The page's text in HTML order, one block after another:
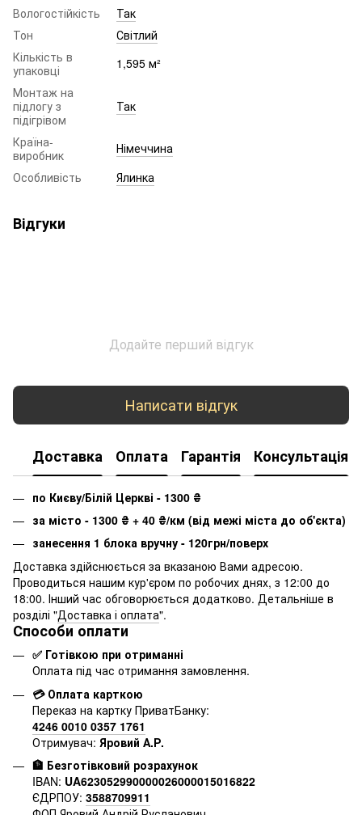
Вологостійкість
Так
Тон
Світлий
Кількість в
упаковці
1,595 м²
Монтаж на
підлогу з
підігрівом
Так
Країна-
виробник
Німеччина
Особливість
Ялинка
Відгуки
Додайте перший відгук
Написати відгук
Доставка Оплата Гарантія Консультація
по Києву/Білій Церкві - 1300 ₴
за місто - 1300 ₴ + 40 ₴/км (від межі міста до об'єкта)
занесення 1 блока вручну - 120грн/поверх
Доставка здійснюється за вказаною Вами адресою.
Проводиться нашим кур'єром по робочих днях, з 12:00 до
18:00. Інший час обговорюється додатково. Детальніше в
розділі "Доставка і оплата".
Способи оплати
✅ Готівкою при отриманні
Оплата під час отримання замовлення.
💳 Оплата карткою
Переказ на картку ПриватБанку:
4246 0010 0357 1761
Отримувач: Яровий А.Р.
🏦 Безготівковий розрахунок
IBAN: UA623052990000026000015016822
ЄДРПОУ: 3588709911